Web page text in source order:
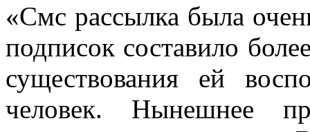
«Смс рассылка была
подписок составило
существования ей
человек. Нынешнее